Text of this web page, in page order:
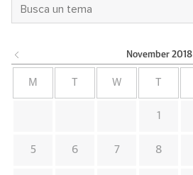
November 2018
M W
1
5 6 7 8